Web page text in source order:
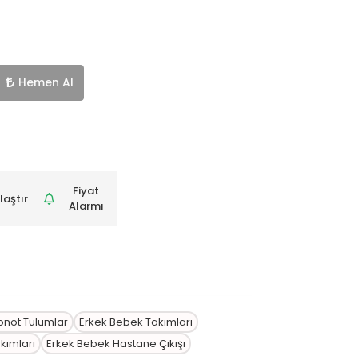
Hemen Al
Fiyat
Alarmı
Tulumlar
Erkek Bebek Takımları
Erkek Bebek Hastane Çıkışı